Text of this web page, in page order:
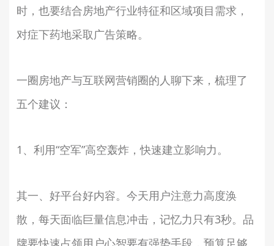
时，也要结合房地产行业特征和区域项目需求，
对症下药地采取广告策略。
一圈房地产与互联网营销圈的人聊下来，梳理了
五个建议：
1、利用“空军”高空轰炸，快速建立影响力。
其一、好平台好内容。今天用户注意力高度涣
散，每天面临巨量信息冲击，记忆力只有3秒。品
牌要快速占领用户心智要有强势手段，预算足够